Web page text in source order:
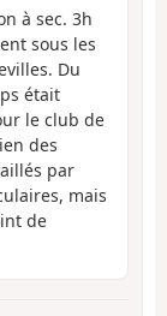
à sec. 3h
sous les
Du
était
le club de
des
par
mais
de